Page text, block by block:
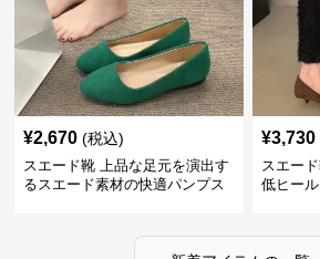
¥2,670 (税込)
スエード靴 上品な足元を演出す
るスエード素材の快適パンプス
¥3,730
スエー
低ヒー